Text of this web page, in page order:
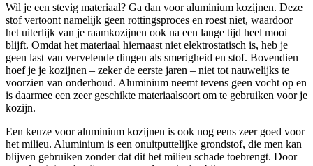
Wil je een stevig materiaal? Ga dan voor aluminium kozijnen. Deze
stof vertoont namelijk geen rottingsproces en roest niet, waardoor
het uiterlijk van je raamkozijnen ook na een lange tijd heel mooi
blijft. Omdat het materiaal hiernaast niet elektrostatisch is, heb je
geen last van vervelende dingen als smerigheid en stof. Bovendien
hoef je je kozijnen – zeker de eerste jaren – niet tot nauwelijks te
voorzien van onderhoud. Aluminium neemt tevens geen vocht op en
is daarmee een zeer geschikte materiaalsoort om te gebruiken voor je
kozijn.
Een keuze voor aluminium kozijnen is ook nog eens zeer goed voor
het milieu. Aluminium is een onuitputtelijke grondstof, die men kan
blijven gebruiken zonder dat dit het milieu schade toebrengt. Door